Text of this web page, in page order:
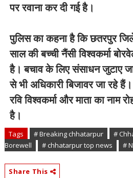
पर रवाना कर दी गई है।
पुलिस का कहना है कि छतरपुर
साल की बच्ची नैंसी विश्वकर्मा
है। बचाव के लिए संसाधन जुटाए
से भी अधिकारी बिजावर जा रहे
रवि विश्वकर्मा और माता का नाम
है।
Tags # Breaking chhatarpur
#
Borewell
# chhatarpur top news #
Share This